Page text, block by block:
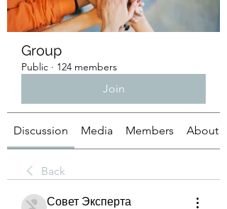
Group
Public · 124 members
Join
Discussion Media Members About
Back
Совет Эксперта